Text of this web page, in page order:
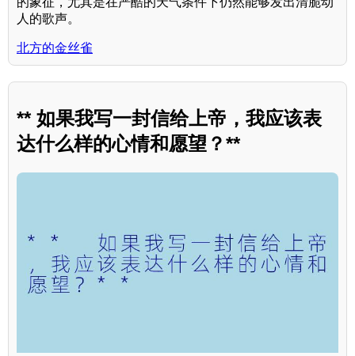
人的歌声。
北方的金丝雀
** 如果我写一封信给上帝，我应该表
达什么样的心情和愿望？**